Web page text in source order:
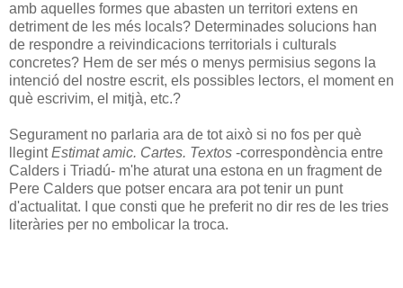
amb aquelles formes que abasten un territori extens en
detriment de les més locals? Determinades solucions han
de respondre a reivindicacions territorials i culturals
concretes? Hem de ser més o menys permisius segons la
intenció del nostre escrit, els possibles lectors, el moment en
què escrivim, el mitjà, etc.?
Segurament no parlaria ara de tot això si no fos per què
llegintEstimat amic. Cartes. Textos -correspondència entre
Calders i Triadú- m'he aturat una estona en un fragment de
Pere Calders que potser encara ara pot tenir un punt
d'actualitat. I que consti que he preferit no dir res de les tries
literàries per no embolicar la troca.